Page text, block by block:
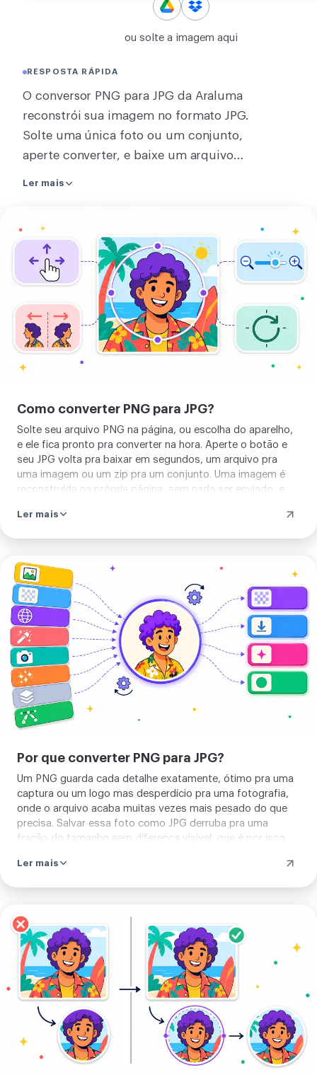
OUTROS
Converter JPG para PDF
ou solte a imagem aqui
RESPOSTA RÁPIDA
O conversor PNG para JPG da Araluma
reconstrói sua imagem no formato JPG.
Solte uma única foto ou um conjunto,
aperte converter, e baixe um arquivo
própria página, sem nada ser enviado,
enquanto converter várias de uma vez
usa o nosso servidor e o link de
download some em cerca de duas
horas. Um JPG não tem transparência,
então qualquer área vazada sai branca.
Ele lê PNG, e um lote inteiro deles, e
devolve um JPG ou um zip do
nem para instalar primeiro. Solte seu
PNG e converta.
Ler mais
imagem
Como converter PNG para JPG?
Solte seu arquivo PNG na página, ou escolha do aparelho,
e ele fica pronto pra converter na hora. Aperte o botão e
seu JPG volta pra baixar em segundos, um arquivo pra
uma imagem ou um zip pra um conjunto. Uma imagem é
reconstruída na própria página, sem nada ser enviado, e
nada a configurar antes.
Ler mais
Enviar
sua
imagem
Por que converter PNG para JPG?
Um PNG guarda cada detalhe exatamente, ótimo pra uma
captura ou um logo mas desperdício pra uma fotografia,
onde o arquivo acaba muitas vezes mais pesado do que
precisa. Salvar essa foto como JPG derruba pra uma
fração do tamanho sem diferença visível, que é por isso
formulário, ou sobe quando um site reclama que um PNG é
Ler mais
Enviar
sua
imagem